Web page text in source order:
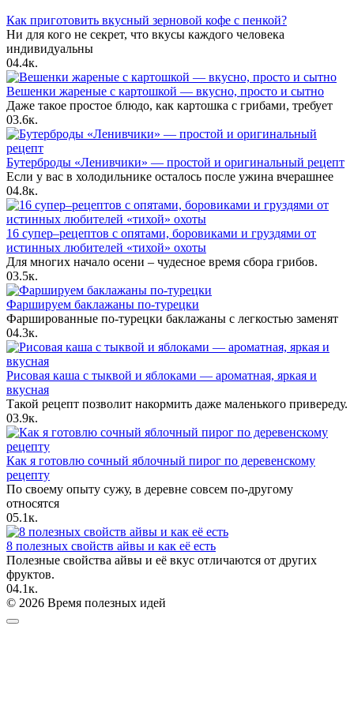
Как приготовить вкусный зерновой кофе с пенкой?
Ни для кого не секрет, что вкусы каждого человека
индивидуальны
04.4к.
Вешенки жареные с картошкой — вкусно, просто и сытно
Даже такое простое блюдо, как картошка с грибами, требует
03.6к.
Бутерброды «Ленивчики» — простой и оригинальный рецепт
Если у вас в холодильнике осталось после ужина вчерашнее
04.8к.
16 супер–рецептов с опятами, боровиками и груздями от
истинных любителей «тихой» охоты
Для многих начало осени – чудесное время сбора грибов.
03.5к.
Фаршируем баклажаны по-турецки
Фаршированные по-турецки баклажаны с легкостью заменят
04.3к.
Рисовая каша с тыквой и яблоками — ароматная, яркая и
вкусная
Такой рецепт позволит накормить даже маленького привереду.
03.9к.
Как я готовлю сочный яблочный пирог по деревенскому
рецепту
По своему опыту сужу, в деревне совсем по-другому
относятся
05.1к.
8 полезных свойств айвы и как её есть
Полезные свойства айвы и её вкус отличаются от других
фруктов.
04.1к.
© 2026 Время полезных идей